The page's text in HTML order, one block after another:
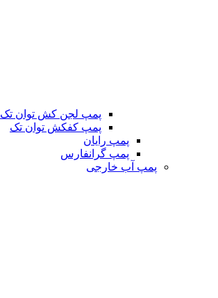
پمپ لجن کش توان تک
پمپ کفکش توان تک
پمپ رایان
پمپ گرانفارس
پمپ آب خارجی